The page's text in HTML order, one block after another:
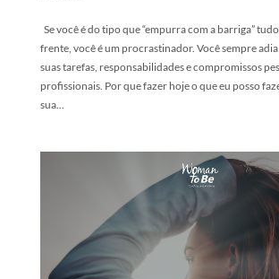
Se você é do tipo que “empurra com a barriga”
frente, você é um procrastinador. Você sempre
suas tarefas, responsabilidades e compromissos
profissionais. Por que fazer hoje o que eu posso
sua...